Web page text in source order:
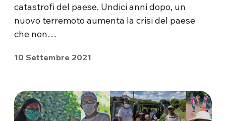
catastrofi del paese. Undici anni dopo, un
nuovo terremoto aumenta la crisi del paese
che non…
10 Settembre 2021